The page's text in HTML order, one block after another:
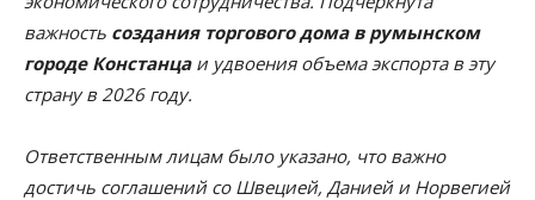
важность создания торгового дома в румынском
городе Констанцаи удвоения объема экспорта в эту
страну в 2026 году.
Ответственным лицам было указано, что важно
достичь соглашений со Швецией, Данией и Норвегией